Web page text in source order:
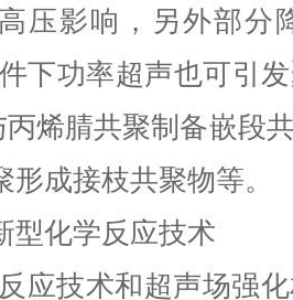
压影响，另外部分
下功率超声也可引
烯腈共聚制备嵌段
成接枝共聚物等。
型化学反应技术
应技术和超声场强